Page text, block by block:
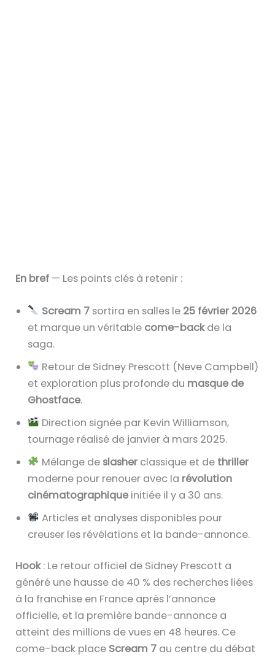
En bref — Les points clés à retenir :
Scream 7sortira en salles le 25 février 2026
et marque un véritable come-backde la
saga.
Retour de Sidney Prescott (Neve Campbell)
et exploration plus profonde du masque de
Ghostface.
Direction signée par Kevin Williamson,
tournage réalisé de janvier à mars 2025.
Mélange de slasherclassique et de thriller
moderne pour renouer avec la révolution
cinématographique initiée il y a 30 ans.
Articles et analyses disponibles pour
creuser les révélations et la bande-annonce.
Hook: Le retour officiel de Sidney Prescott a
généré une hausse de 40 % des recherches liées
à la franchise en France après l’annonce
officielle, et la première bande-annonce a
atteint des millions de vues en 48 heures. Ce
come-back place Scream 7 au centre du débat